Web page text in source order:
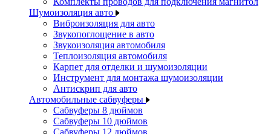
Шумоизоляция авто
Виброизоляция для авто
Звукопоглощение в авто
Звукоизоляция автомобиля
Теплоизоляция автомобиля
Карпет для отделки и шумоизоляции
Инструмент для монтажа шумоизоляции
Антискрип для авто
Автомобильные сабвуферы
Сабвуферы 8 дюймов
Сабвуферы 10 дюймов
Сабвуферы 12 дюймов